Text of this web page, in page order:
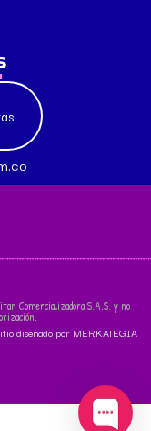
Comercializadora S.A.S. y no
diseñado por MERKATEGIA